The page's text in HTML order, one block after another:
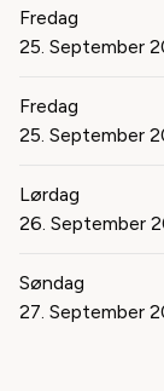
Fredag
25. September
Fredag
25. September
Lørdag
26. September
Søndag
27. September